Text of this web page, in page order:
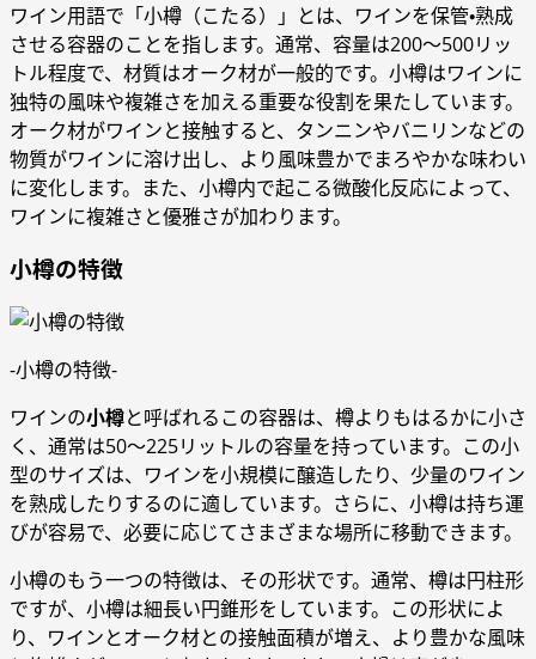
ワイン用語で「小樽（こたる）」とは、ワインを保管・熟成
させる容器のことを指します。通常、容量は200～500リッ
トル程度で、材質はオーク材が一般的です。小樽はワインに
独特の風味や複雑さを加える重要な役割を果たしています。
オーク材がワインと接触すると、タンニンやバニリンなどの
物質がワインに溶け出し、より風味豊かでまろやかな味わい
に変化します。また、小樽内で起こる微酸化反応によって、
ワインに複雑さと優雅さが加わります。
小樽の特徴
-小樽の特徴-
ワインの小樽と呼ばれるこの容器は、樽よりもはるかに小さ
く、通常は50～225リットルの容量を持っています。この小
型のサイズは、ワインを小規模に醸造したり、少量のワイン
を熟成したりするのに適しています。さらに、小樽は持ち運
びが容易で、必要に応じてさまざまな場所に移動できます。
小樽のもう一つの特徴は、その形状です。通常、樽は円柱形
ですが、小樽は細長い円錐形をしています。この形状によ
り、ワインとオーク材との接触面積が増え、より豊かな風味